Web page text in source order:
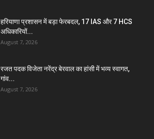
हरियाणा प्रशासन में बड़ा फेरबदल, 17 IAS और 7 HCS
अधिकारियों...
August 7, 2026
रजत पदक विजेता नरेंद्र बेरवाल का हांसी में भव्य स्वागत,
गांव...
August 7, 2026